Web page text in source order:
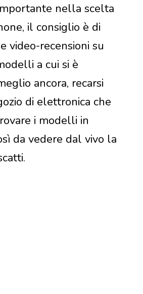
nella scelta
il consiglio è di
video-recensioni su
a cui si è
ancora, recarsi
di elettronica che
i modelli in
da vedere dal vivo la